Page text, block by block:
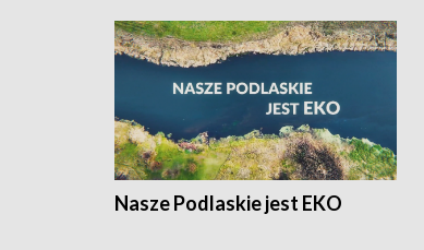
Nasze Podlaskie jest EKO